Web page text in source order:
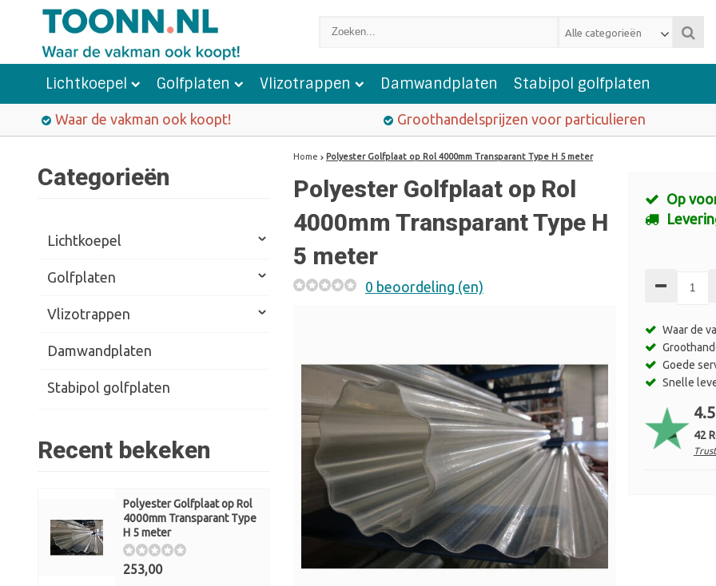
Alle categorieën
Lichtkoepel Golfplaten Vlizotrappen Damwandplaten Stabipol golfplaten
Waar de vakman ook koopt! Groothandelsprijzen voor particulieren
Categorieën
Lichtkoepel
Golfplaten
Vlizotrappen
Damwandplaten
Stabipol golfplaten
Recent bekeken
Polyester Golfplaat op Rol
4000mm Transparant Type
H 5 meter
253,00
Home Polyester Golfplaat op Rol 4000mm Transparant Type H 5 meter
Polyester Golfplaat op Rol
4000mm Transparant Type H
5 meter
0 beoordeling (en)
Op
Waar de
Goede
Snelle
4.5
42